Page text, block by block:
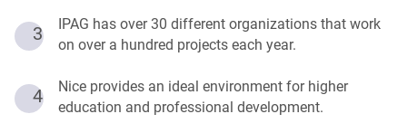
3
IPAG has over 30 different organizations that work
on over a hundred projects each year.
4
Nice provides an ideal environment for higher
education and professional development.